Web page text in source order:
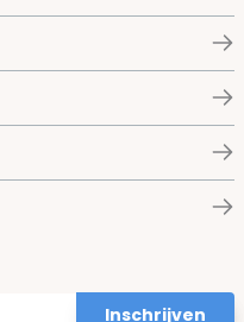
Inschrijven